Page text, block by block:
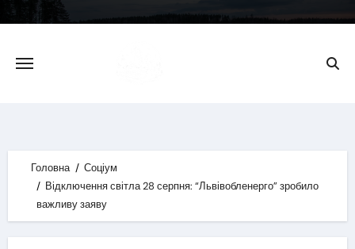
content
Головна
Соціум
Відключення світла 28 серпня: “Львівобленерго” зробило
важливу заяву